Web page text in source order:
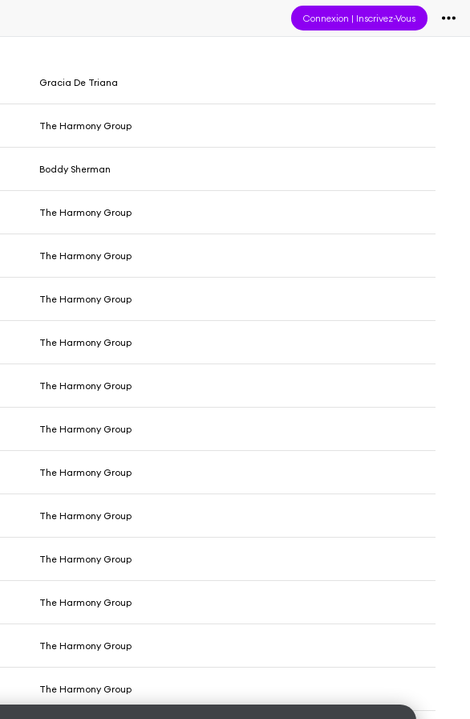
Connexion | Inscrivez-Vous
Gracia De Triana
The Harmony Group
Boddy Sherman
The Harmony Group
The Harmony Group
The Harmony Group
The Harmony Group
The Harmony Group
The Harmony Group
The Harmony Group
The Harmony Group
The Harmony Group
The Harmony Group
The Harmony Group
The Harmony Group